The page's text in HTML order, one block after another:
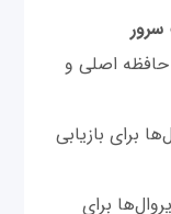
سرور
حافظه اصلی و
برای بازیابی
برای